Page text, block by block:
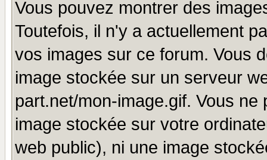
Vous pouvez montrer des
Toutefois, il n'y a actuellement
vos images sur ce forum. Vous
image stockée sur un serveur
part.net/mon-image.gif. Vous
image stockée sur votre
web public), ni une image